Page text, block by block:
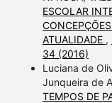
ESCOLAR
ATUALIDADE ,
34 (2016)
Luciana de
Junqueira de
TEMPOS DE